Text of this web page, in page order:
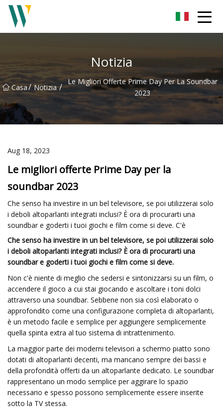
Notizia
Casa/ Notizia / Le Migliori Offerte Prime Day Per La Soundbar
2023
Aug 18, 2023
Le migliori offerte Prime Day per la
soundbar 2023
Che senso ha investire in un bel televisore, se poi utilizzerai solo
i deboli altoparlanti integrati inclusi? È ora di procurarti una
soundbar e goderti i tuoi giochi e film come si deve. C'è
Che senso ha investire in un bel televisore, se poi utilizzerai solo
i deboli altoparlanti integrati inclusi? È ora di procurarti una
soundbar e goderti i tuoi giochi e film come si deve.
Non c'è niente di meglio che sedersi e sintonizzarsi su un film, o
accendere il gioco a cui stai giocando e ascoltare i toni dolci
attraverso una soundbar. Sebbene non sia così elaborato o
approfondito come una configurazione completa di altoparlanti,
è un metodo facile e semplice per aggiungere semplicemente
quella spinta extra al tuo sistema di intrattenimento.
La maggior parte dei moderni televisori a schermo piatto sono
dotati di altoparlanti decenti, ma mancano sempre dei bassi e
della profondità offerti da un altoparlante dedicato. Le soundbar
rappresentano un modo semplice per aggirare lo spazio
necessario e spesso possono semplicemente essere inserite
sotto la TV stessa.